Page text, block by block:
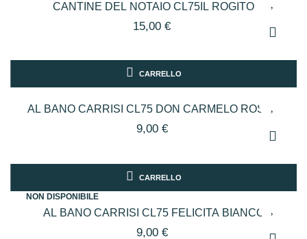
CANTINE DEL NOTAIO CL75IL ROGITO
15,00 €
CARRELLO
AL BANO CARRISI CL75 DON CARMELO ROSSO
9,00 €
NON DISPONIBILE
CARRELLO
AL BANO CARRISI CL75 FELICITA BIANCO
9,00 €